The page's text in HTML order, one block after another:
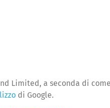
Limited, a seconda di
di Google.